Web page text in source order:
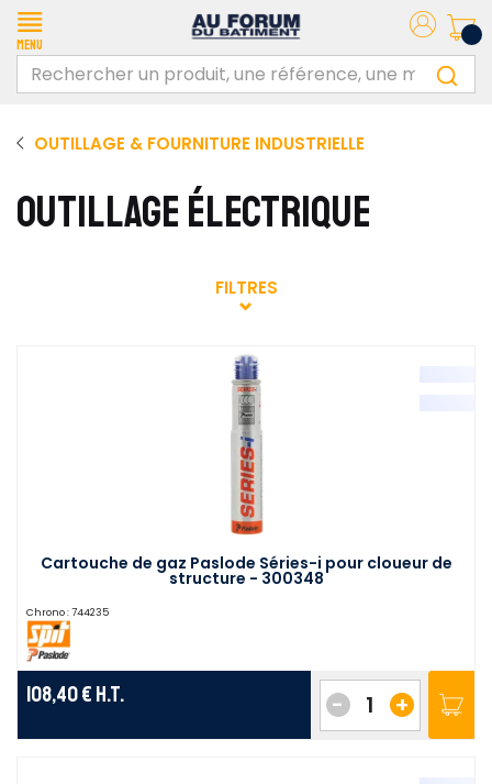
Menu
OUTILLAGE & FOURNITURE INDUSTRIELLE
OUTILLAGE ÉLECTRIQUE
FILTRES
Cartouche de gaz Paslode Séries-i pour cloueur de
structure - 300348
Chrono : 744235
108,40 € H.T. +
-